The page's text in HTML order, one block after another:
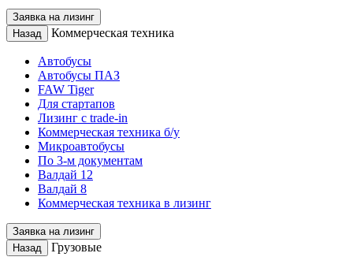
Заявка на лизинг
Назад
Коммерческая техника
Автобусы
Автобусы ПАЗ
FAW Tiger
Для стартапов
Лизинг с trade-in
Коммерческая техника б/у
Микроавтобусы
По 3-м документам
Валдай 12
Валдай 8
Коммерческая техника в лизинг
Заявка на лизинг
Назад
Грузовые